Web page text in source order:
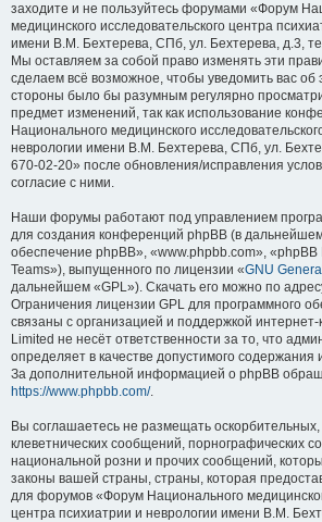
заходите и не пользуйтесь форумами «Форум
медицинского исследовательского центра
имени В.М. Бехтерева, СПб, ул. Бехтерева, д.3,
Мы оставляем за собой право изменять эти
сделаем всё возможное, чтобы уведомить вас об
стороны было бы разумным регулярно
предмет изменений, так как использование
Национального медицинского
неврологии имени В.М. Бехтерева, СПб, ул.
670-02-20» после обновления/исправления
согласие с ними.
Наши форумы работают под управлением
для создания конференций phpBB (в
обеспечение phpBB», «www.phpbb.com»,
Teams»), выпущенного по лицензии «GNU
дальнейшем «GPL»). Скачать его можно по
Ограничения лицензии GPL для программного
связаны с организацией и поддержкой
Limited не несёт ответственности за то, что
определяет в качестве допустимого содержания
За дополнительной информацией о phpBB
https://www.phpbb.com/.
Вы соглашаетесь не размещать
клеветнических сообщений, порнографических
национальной розни и прочих сообщений,
законы вашей страны, страны, которая
для форумов «Форум Национального
центра психиатрии и неврологии имени В.М.